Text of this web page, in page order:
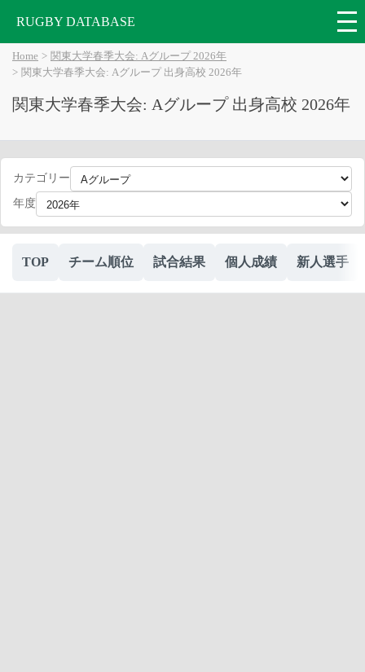
RUGBY DATABASE
Home
関東大学春季大会: Aグループ 2026年
関東大学春季大会: Aグループ 出身高校 2026年
関東大学春季大会: Aグループ 出身高校 2026年
カテゴリー
年度
TOP チーム順位 試合結果 個人成績 新人選手